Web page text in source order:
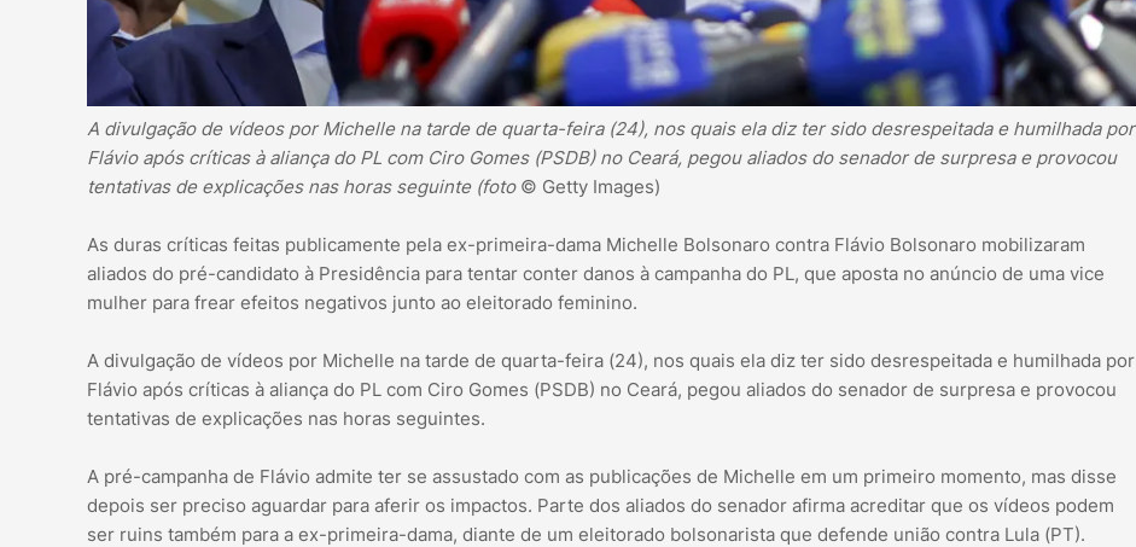
A divulgação de vídeos por Michelle na tarde de quarta-feira (24), nos quais ela diz ter sido desrespeitada e humilhada por
Flávio após críticas à aliança do PL com Ciro Gomes (PSDB) no Ceará, pegou aliados do senador de surpresa e provocou
tentativas de explicações nas horas seguinte (foto © Getty Images)
As duras críticas feitas publicamente pela ex-primeira-dama Michelle Bolsonaro contra Flávio Bolsonaro mobilizaram
aliados do pré-candidato à Presidência para tentar conter danos à campanha do PL, que aposta no anúncio de uma vice
mulher para frear efeitos negativos junto ao eleitorado feminino.
A divulgação de vídeos por Michelle na tarde de quarta-feira (24), nos quais ela diz ter sido desrespeitada e humilhada por
Flávio após críticas à aliança do PL com Ciro Gomes (PSDB) no Ceará, pegou aliados do senador de surpresa e provocou
tentativas de explicações nas horas seguintes.
A pré-campanha de Flávio admite ter se assustado com as publicações de Michelle em um primeiro momento, mas disse
depois ser preciso aguardar para aferir os impactos. Parte dos aliados do senador afirma acreditar que os vídeos podem
ser ruins também para a ex-primeira-dama, diante de um eleitorado bolsonarista que defende união contra Lula (PT).